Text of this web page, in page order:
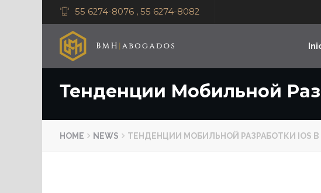
55 6274-8076 , 55 6274-8082
Тенденции Мобильной
HOME NEWS ТЕНДЕНЦИИ МОБИЛЬНОЙ РАЗРАБОТКИ IOS В